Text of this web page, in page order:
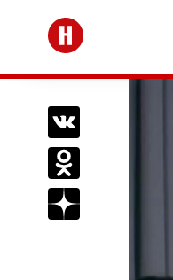
Перейти на
Поделиться
Поделиться в
Подписаться на